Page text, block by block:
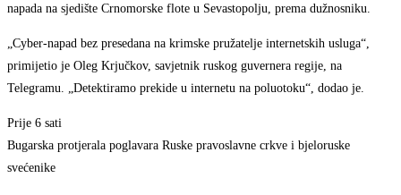
napada na sjedište Crnomorske flote u Sevastopolju, prema dužnosniku.
„Cyber-napad bez presedana na krimske pružatelje internetskih usluga“,
primijetio je Oleg Krjučkov, savjetnik ruskog guvernera regije, na
Telegramu. „Detektiramo prekide u internetu na poluotoku“, dodao je.
Prije 6 sati
Bugarska protjerala poglavara Ruske pravoslavne crkve i bjeloruske
svećenike